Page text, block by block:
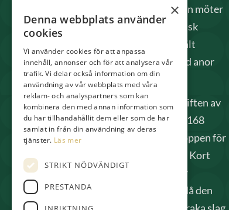
inbäddade i en vacker natur, där man möter
såväl stora bokskogar som mer typisk
bohuslänsk växtlighet och öppna fält
gränsande till Gullbringa säteri med anor
från 1300-talet.
Från 2025 har vi också tagit över driften av
Pay & Playbanan situerad nära väg 168
innan stora banan. Denna bana är öppen för
alla, här behöver man varken Grönt Kort
eller golf-ID. Banan passar både för
nybörjare och avancerade spelare då den
×
Denna webbplats använder
cookies
Vi använder cookies för att anpassa
innehåll, annonser och för att analysera vår
trafik. Vi delar också information om din
användning av vår webbplats med våra
reklam- och analyspartners som kan
kombinera den med annan information som
du har tillhandahållit dem eller som de har
samlat in från din användning av deras
tjänster. Läs mer
STRIKT NÖDVÄNDIGT
PRESTANDA